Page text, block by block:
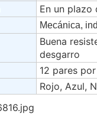
En un plazo
Mecánica,
Buena
desgarro
12 pares
Rojo, Azul,